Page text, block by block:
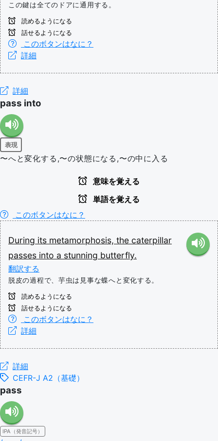
この鍵は全てのドアに通用する。
読めるようになる
話せるようになる
このボタンはなに？
詳細
詳細
pass into
表現
〜へと変化する,〜の状態になる,〜の中に入る
意味を覚える
単語を覚える
このボタンはなに？
During its metamorphosis, the caterpillar
passes into a stunning butterfly.
翻訳する
脱皮の過程で、芋虫は見事な蝶へと変化する。
読めるようになる
話せるようになる
このボタンはなに？
詳細
詳細
CEFR-J A2（基礎）
pass
IPA（発音記号）